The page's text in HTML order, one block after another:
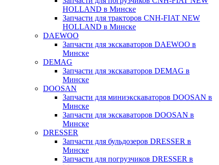
HOLLAND в Минске
Запчасти для тракторов CNH-FIAT NEW
HOLLAND в Минске
DAEWOO
Запчасти для экскаваторов DAEWOO в
Минске
DEMAG
Запчасти для экскаваторов DEMAG в
Минске
DOOSAN
Запчасти для миниэкскаваторов DOOSAN в
Минске
Запчасти для экскаваторов DOOSAN в
Минске
DRESSER
Запчасти для бульдозеров DRESSER в
Минске
Запчасти для погрузчиков DRESSER в